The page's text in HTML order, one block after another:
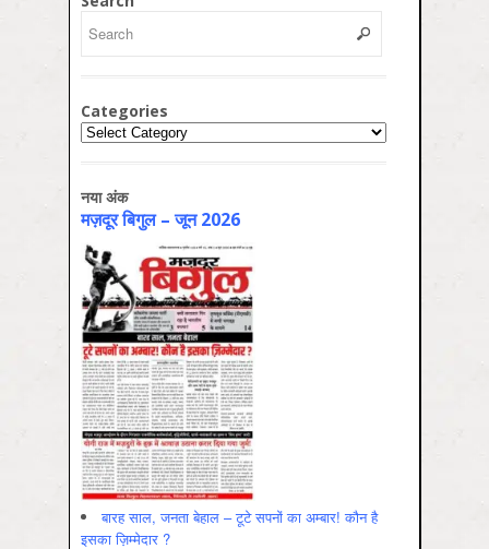
Categories
Categories
नया अंक
मज़दूर बिगुल – जून 2026
बारह साल, जनता बेहाल – टूटे सपनों का अम्बार! कौन है
इसका ज़िम्मेदार ?